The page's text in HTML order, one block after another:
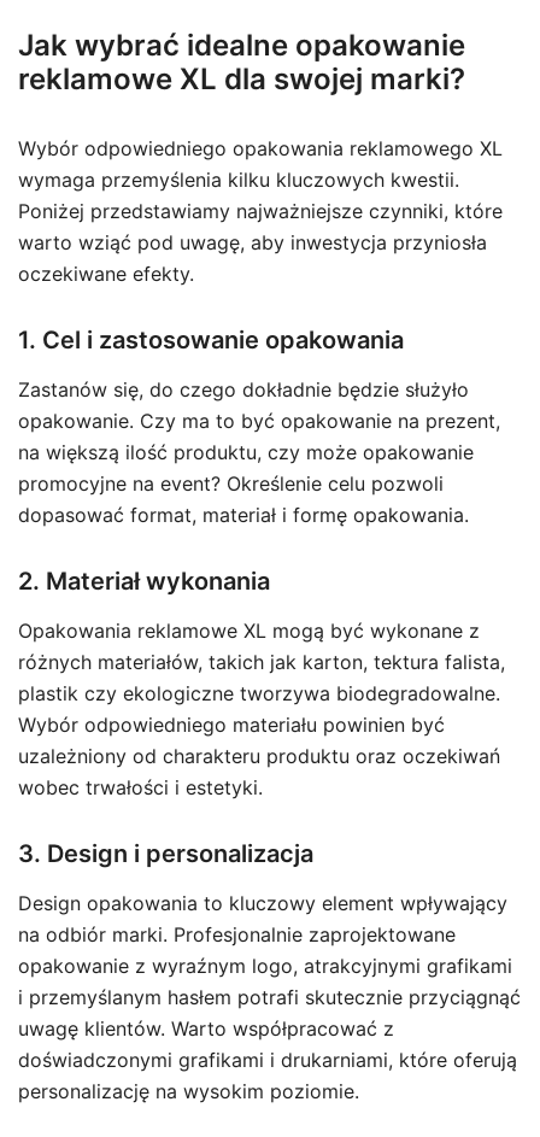
Jak wybrać idealne opakowanie
reklamowe XL dla swojej marki?
Wybór odpowiedniego opakowania reklamowego XL
wymaga przemyślenia kilku kluczowych kwestii.
Poniżej przedstawiamy najważniejsze czynniki, które
warto wziąć pod uwagę, aby inwestycja przyniosła
oczekiwane efekty.
1. Cel i zastosowanie opakowania
Zastanów się, do czego dokładnie będzie służyło
opakowanie. Czy ma to być opakowanie na prezent,
na większą ilość produktu, czy może opakowanie
promocyjne na event? Określenie celu pozwoli
dopasować format, materiał i formę opakowania.
2. Materiał wykonania
Opakowania reklamowe XL mogą być wykonane z
różnych materiałów, takich jak karton, tektura falista,
plastik czy ekologiczne tworzywa biodegradowalne.
Wybór odpowiedniego materiału powinien być
uzależniony od charakteru produktu oraz oczekiwań
wobec trwałości i estetyki.
3. Design i personalizacja
Design opakowania to kluczowy element wpływający
na odbiór marki. Profesjonalnie zaprojektowane
opakowanie z wyraźnym logo, atrakcyjnymi grafikami
i przemyślanym hasłem potrafi skutecznie przyciągnąć
uwagę klientów. Warto współpracować z
doświadczonymi grafikami i drukarniami, które oferują
personalizację na wysokim poziomie.